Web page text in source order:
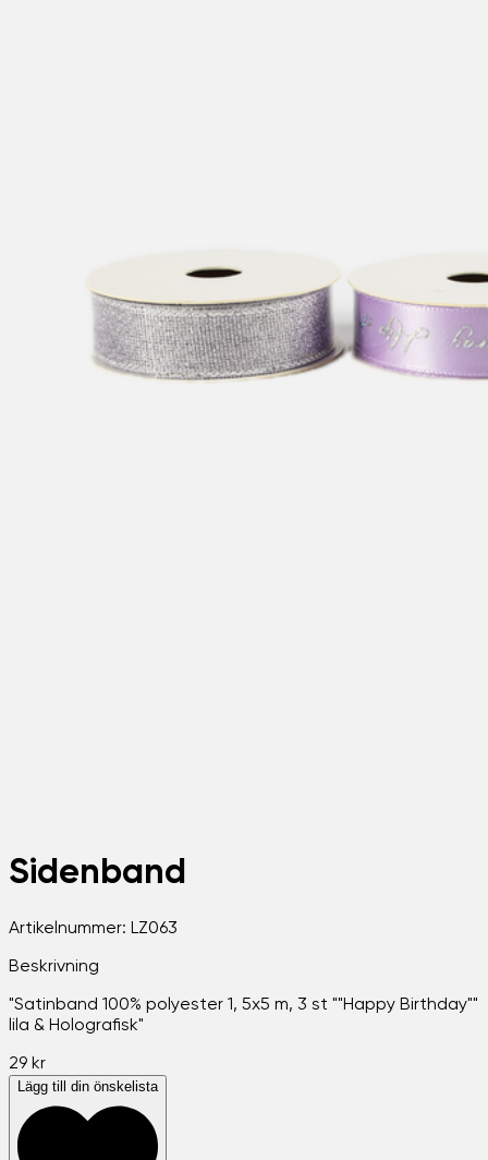
Sidenband
Artikelnummer: LZ063
Beskrivning
"Satinband 100% polyester 1, 5x5 m, 3 st ""Happy Birthday""
lila & Holografisk"
29 kr
Lägg till din önskelista